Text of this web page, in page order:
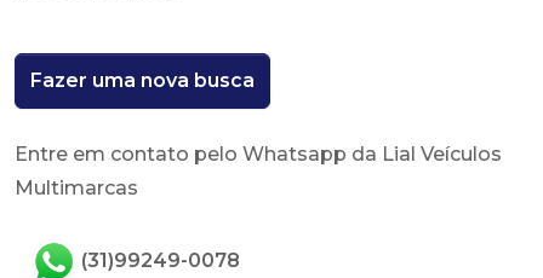
Fazer uma nova busca
Entre em contato pelo Whatsapp da Lial Veículos
Multimarcas
(31)99249-0078